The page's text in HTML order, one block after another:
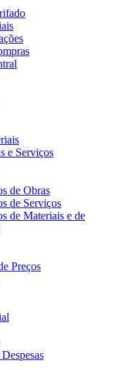
e Serviços
de Obras
de Serviços
de Materiais e de
Preços